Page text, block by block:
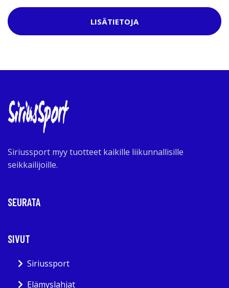
LISÄTIETOJA
Siriussport myy tuotteet kaikille liikunnallisille
seikkailijoille.
SEURATA
SIVUT
Siriussport
Elämyslahjat